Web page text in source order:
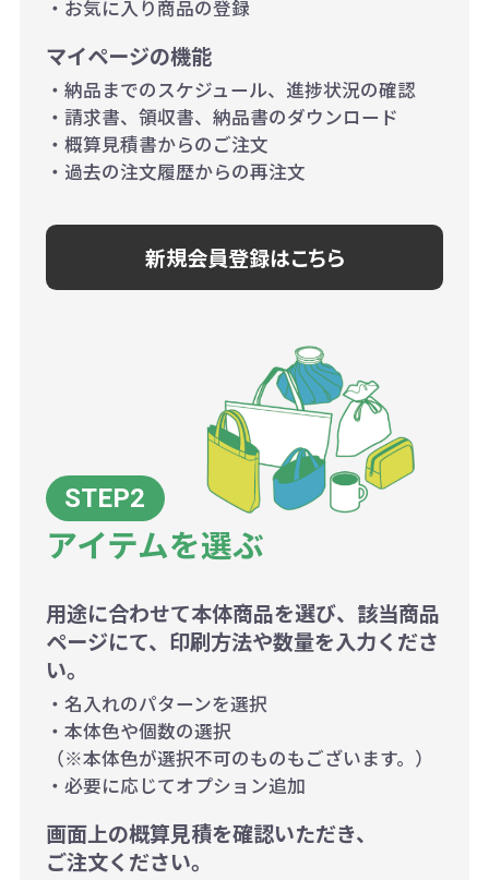
・お気に入り商品の登録
マイページの機能
・納品までのスケジュール、進捗状況の確認
・請求書、領収書、納品書のダウンロード
・概算見積書からのご注文
・過去の注文履歴からの再注文
新規会員登録はこちら
アイテムを選ぶ
用途に合わせて本体商品を選び、該当商品
ページにて、印刷方法や数量を入力くださ
い。
・名入れのパターンを選択
・本体色や個数の選択
（※本体色が選択不可のものもございます。）
・必要に応じてオプション追加
画面上の概算見積を確認いただき、
ご注文ください。